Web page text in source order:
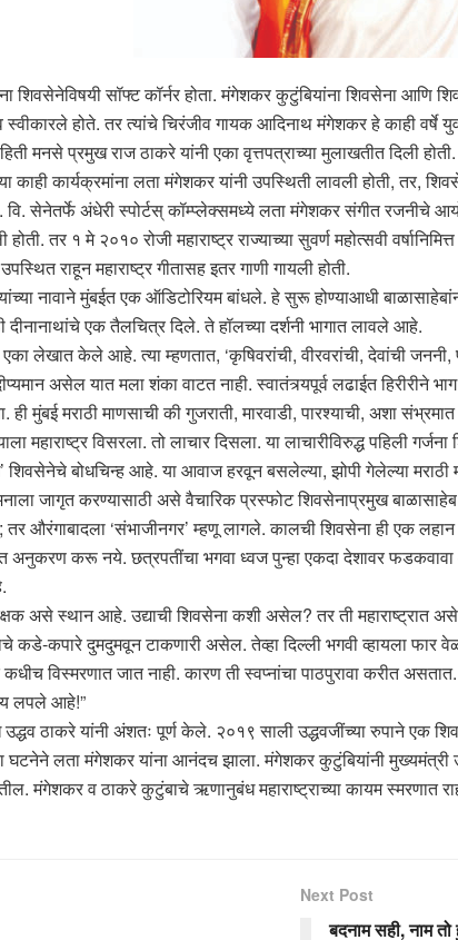
शिवसेनेविषयी सॉफ्ट कॉर्नर होता. मंगेशकर कुटुंबियांना शिवसेना आणि
होते. तर त्यांचे चिरंजीव गायक आदिनाथ मंगेशकर हे काही वर्षे
मनसे प्रमुख राज ठाकरे यांनी एका वृत्तपत्राच्या मुलाखतीत दिली होती.
कार्यक्रमांना लता मंगेशकर यांनी उपस्थिती लावली होती, तर,
वि. सेनेतर्फे अंधेरी स्पोर्टस् कॉम्प्लेक्समध्ये लता मंगेशकर संगीत
तर १ मे २०१० रोजी महाराष्ट्र राज्याच्या सुवर्ण महोत्सवी
राहून महाराष्ट्र गीतासह इतर गाणी गायली होती.
नावाने मुंबईत एक ऑडिटोरियम बांधले. हे सुरू होण्याआधी
दीनानाथांचे एक तैलचित्र दिले. ते हॉलच्या दर्शनी भागात लावले आहे.
लेखात केले आहे. त्या म्हणतात, ‘कृषिवरांची, वीरवरांची, देवांची जननी,
असेल यात मला शंका वाटत नाही. स्वातंत्र्यपूर्व लढाईत हिरीरीने
ही मुंबई मराठी माणसाची की गुजराती, मारवाडी, पारश्याची, अशा
महाराष्ट्र विसरला. तो लाचार दिसला. या लाचारीविरुद्ध पहिली
शिवसेनेचे बोधचिन्ह आहे. या आवाज हरवून बसलेल्या, झोपी गेलेल्या
जागृत करण्यासाठी असे वैचारिक प्रस्फोट शिवसेनाप्रमुख
तर औरंगाबादला ‘संभाजीनगर’ म्हणू लागले. कालची शिवसेना ही एक
अनुकरण करू नये. छत्रपतींचा भगवा ध्वज पुन्हा एकदा देशावर
असे स्थान आहे. उद्याची शिवसेना कशी असेल? तर ती
कडे-कपारे दुमदुमवून टाकणारी असेल. तेव्हा दिल्ली भगवी व्हायला
विस्मरणात जात नाही. कारण ती स्वप्नांचा पाठपुरावा करीत
लपले आहे!”
ठाकरे यांनी अंशतः पूर्ण केले. २०१९ साली उद्धवजींच्या रुपाने एक
या घटनेने लता मंगेशकर यांना आनंदच झाला. मंगेशकर कुटुंबियांनी
मंगेशकर व ठाकरे कुटुंबाचे ऋणानुबंध महाराष्ट्राच्या कायम स्मरणात
Next Post
बदनाम सही, नाम